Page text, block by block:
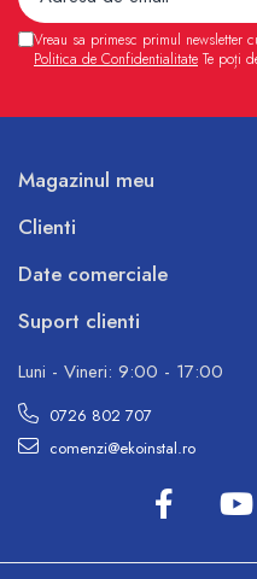
Vreau sa primesc primul newsletter
Politica de Confidentialitate Te poți
Magazinul meu
Clienti
Date comerciale
Suport clienti
Luni - Vineri: 9:00 - 17:00
0726 802 707
comenzi@ekoinstal.ro